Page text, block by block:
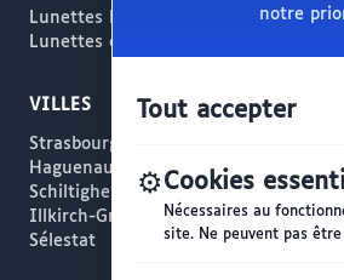
Lunettes haut de gamme
Lunettes créateur
VILLES
Strasbourg
Haguenau
Schiltigheim
Illkirch-Graffenstaden
Sélestat
notre
Tout accepter
⚙️Cookies
Nécessaires au
site. Ne peuvent pas être